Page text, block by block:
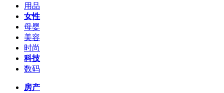
用品
女性
母婴
美容
时尚
科技
数码
房产